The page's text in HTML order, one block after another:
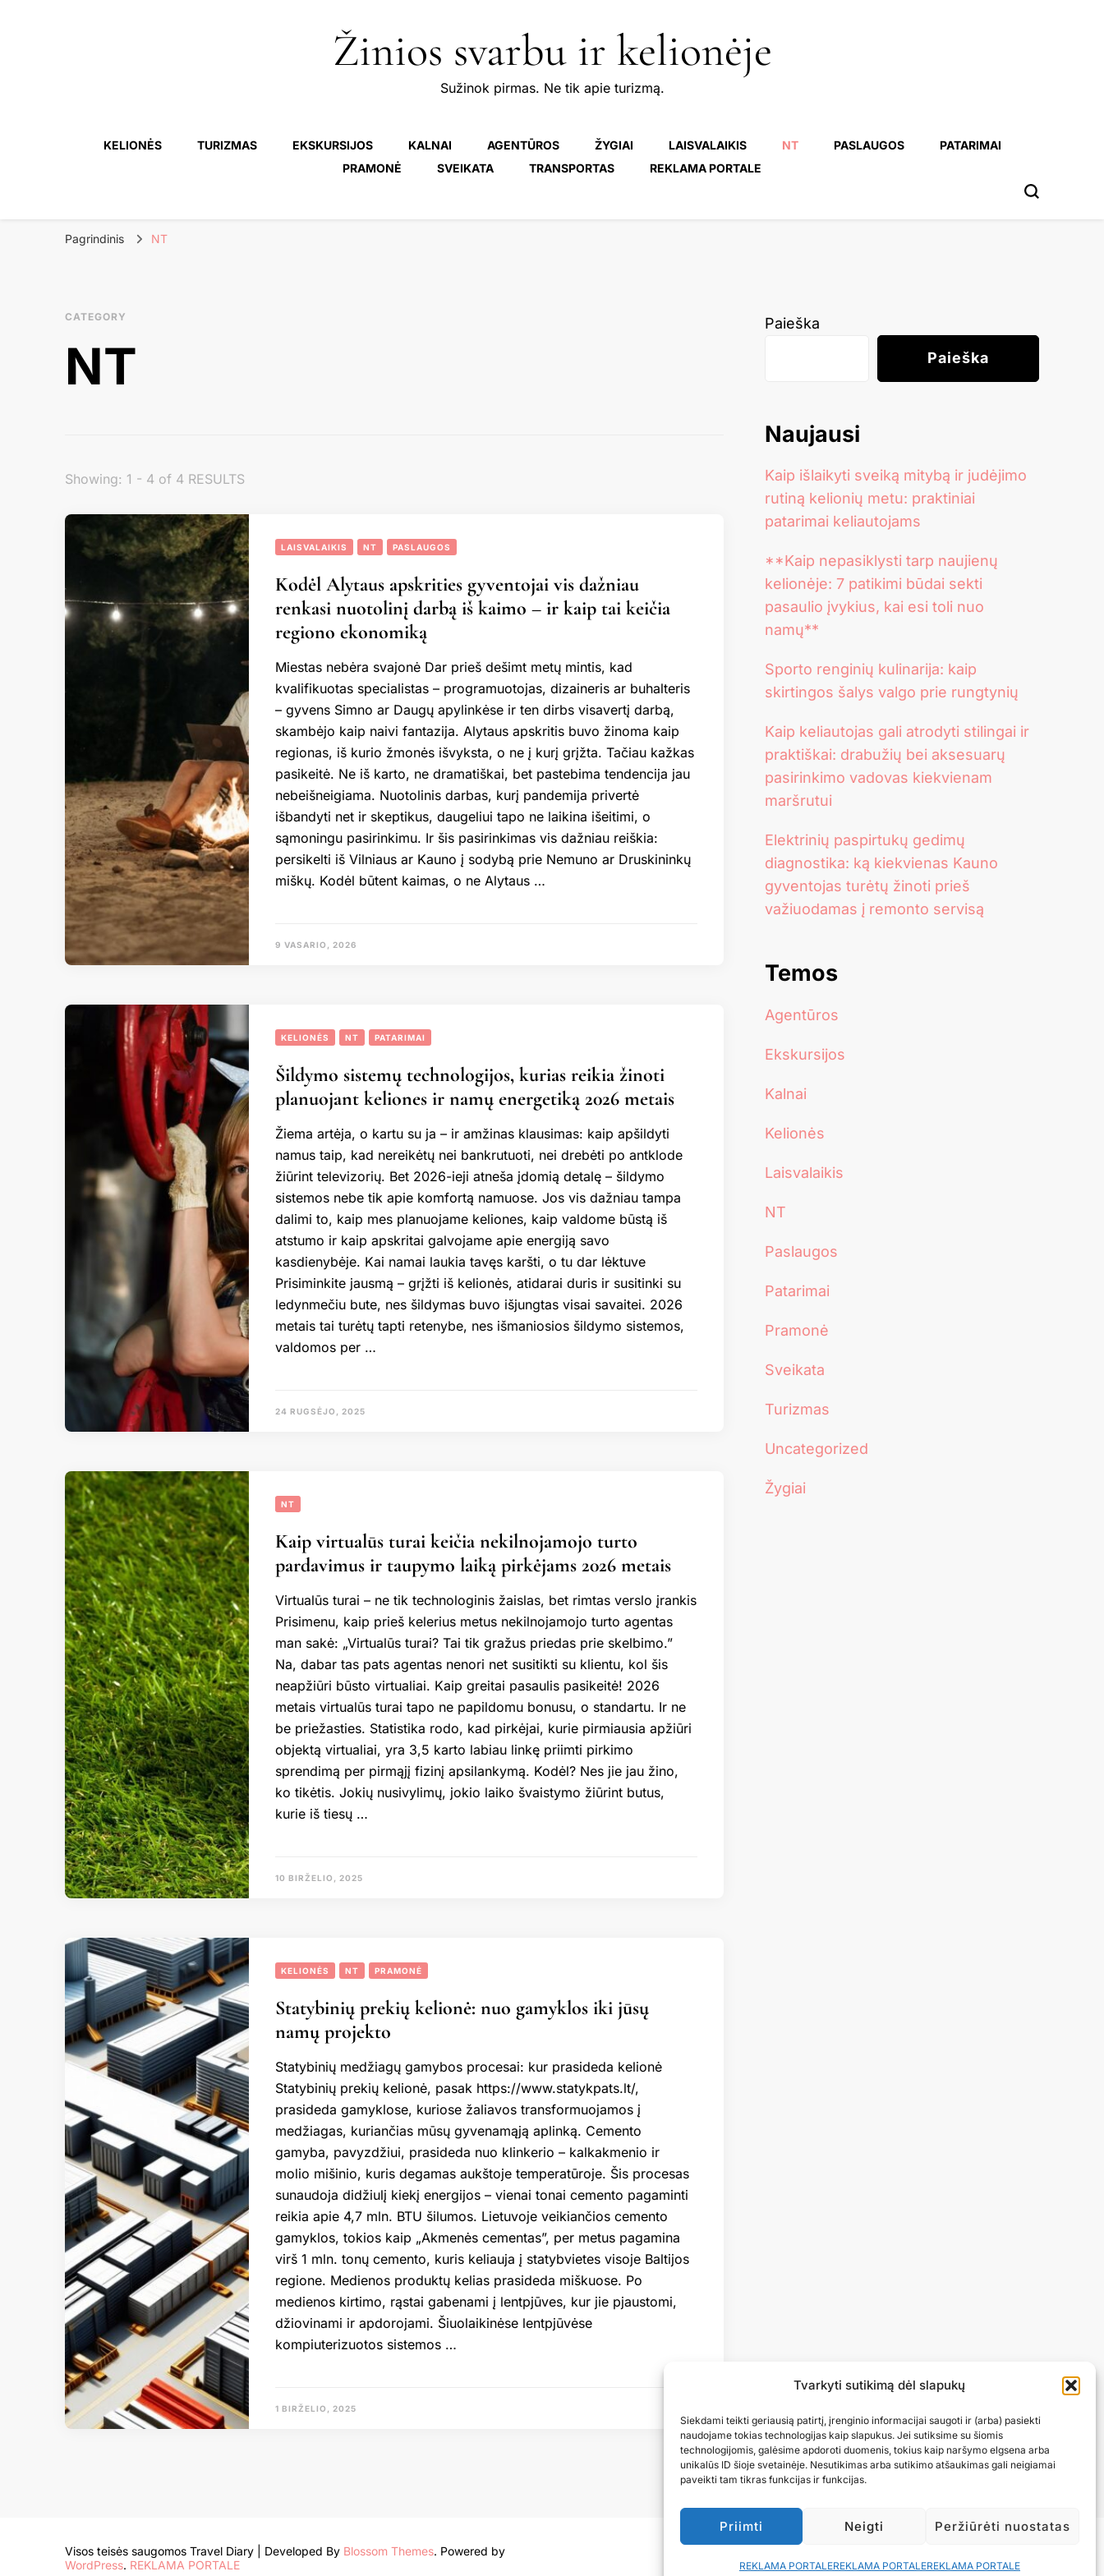
Tvarkyti sutikimą dėl slapukų
Siekdami teikti geriausią patirtį, įrenginio informacijai saugoti ir (arba) pasiekti
naudojame tokias technologijas kaip slapukus. Jei sutiksime su šiomis
technologijomis, galėsime apdoroti duomenis, tokius kaip naršymo elgsena arba
unikalūs ID šioje svetainėje. Nesutikimas arba sutikimo atšaukimas gali neigiamai
paveikti tam tikras funkcijas ir funkcijas.
Priimti Neigti Peržiūrėti nuostatas
REKLAMA PORTALEREKLAMA PORTALEREKLAMA PORTALE
Žinios svarbu ir kelionėje
Sužinok pirmas. Ne tik apie turizmą.
KELIONĖS TURIZMAS EKSKURSIJOS KALNAI AGENTŪROS ŽYGIAI LAISVALAIKIS NT PASLAUGOS
PATARIMAI
PRAMONĖ
SVEIKATA TRANSPORTAS REKLAMA PORTALE
Pagrindinis NT
CATEGORY
NT
Showing: 1 - 4 of 4 RESULTS
LAISVALAIKIS NT PASLAUGOS
Kodėl Alytaus apskrities gyventojai vis dažniau
renkasi nuotolinį darbą iš kaimo – ir kaip tai keičia
regiono ekonomiką
Miestas nebėra svajonė Dar prieš dešimt metų mintis, kad
kvalifikuotas specialistas – programuotojas, dizaineris ar buhalteris
– gyvens Simno ar Daugų apylinkėse ir ten dirbs visavertį darbą,
skambėjo kaip naivi fantazija. Alytaus apskritis buvo žinoma kaip
regionas, iš kurio žmonės išvyksta, o ne į kurį grįžta. Tačiau kažkas
pasikeitė. Ne iš karto, ne dramatiškai, bet pastebima tendencija jau
nebeišneigiama. Nuotolinis darbas, kurį pandemija privertė
išbandyti net ir skeptikus, daugeliui tapo ne laikina išeitimi, o
sąmoningu pasirinkimu. Ir šis pasirinkimas vis dažniau reiškia:
persikelti iš Vilniaus ar Kauno į sodybą prie Nemuno ar Druskininkų
miškų. Kodėl būtent kaimas, o ne Alytaus …
9 VASARIO, 2026
KELIONĖS NT PATARIMAI
Šildymo sistemų technologijos, kurias reikia žinoti
planuojant keliones ir namų energetiką 2026 metais
Žiema artėja, o kartu su ja – ir amžinas klausimas: kaip apšildyti
namus taip, kad nereikėtų nei bankrutuoti, nei drebėti po antklode
žiūrint televizorių. Bet 2026-ieji atneša įdomią detalę – šildymo
sistemos nebe tik apie komfortą namuose. Jos vis dažniau tampa
dalimi to, kaip mes planuojame keliones, kaip valdome būstą iš
atstumo ir kaip apskritai galvojame apie energiją savo
kasdienybėje. Kai namai laukia tavęs karšti, o tu dar lėktuve
Prisiminkite jausmą – grįžti iš kelionės, atidarai duris ir susitinki su
ledynmečiu bute, nes šildymas buvo išjungtas visai savaitei. 2026
metais tai turėtų tapti retenybe, nes išmaniosios šildymo sistemos,
valdomos per …
24 RUGSĖJO, 2025
NT
Kaip virtualūs turai keičia nekilnojamojo turto
pardavimus ir taupymo laiką pirkėjams 2026 metais
Virtualūs turai – ne tik technologinis žaislas, bet rimtas verslo įrankis
Prisimenu, kaip prieš kelerius metus nekilnojamojo turto agentas
man sakė: „Virtualūs turai? Tai tik gražus priedas prie skelbimo.”
Na, dabar tas pats agentas nenori net susitikti su klientu, kol šis
neapžiūri būsto virtualiai. Kaip greitai pasaulis pasikeitė! 2026
metais virtualūs turai tapo ne papildomu bonusu, o standartu. Ir ne
be priežasties. Statistika rodo, kad pirkėjai, kurie pirmiausia apžiūri
objektą virtualiai, yra 3,5 karto labiau linkę priimti pirkimo
sprendimą per pirmąjį fizinį apsilankymą. Kodėl? Nes jie jau žino,
ko tikėtis. Jokių nusivylimų, jokio laiko švaistymo žiūrint butus,
kurie iš tiesų …
10 BIRŽELIO, 2025
KELIONĖS NT PRAMONĖ
Statybinių prekių kelionė: nuo gamyklos iki jūsų
namų projekto
Statybinių medžiagų gamybos procesai: kur prasideda kelionė
Statybinių prekių kelionė, pasak https://www.statykpats.lt/,
prasideda gamyklose, kuriose žaliavos transformuojamos į
medžiagas, kuriančias mūsų gyvenamąją aplinką. Cemento
gamyba, pavyzdžiui, prasideda nuo klinkerio – kalkakmenio ir
molio mišinio, kuris degamas aukštoje temperatūroje. Šis procesas
sunaudoja didžiulį kiekį energijos – vienai tonai cemento pagaminti
reikia apie 4,7 mln. BTU šilumos. Lietuvoje veikiančios cemento
gamyklos, tokios kaip „Akmenės cementas”, per metus pagamina
virš 1 mln. tonų cemento, kuris keliauja į statybvietes visoje Baltijos
regione. Medienos produktų kelias prasideda miškuose. Po
medienos kirtimo, rąstai gabenami į lentpjūves, kur jie pjaustomi,
džiovinami ir apdorojami. Šiuolaikinėse lentpjūvėse
kompiuterizuotos sistemos …
1 BIRŽELIO, 2025
Paieška
Paieška
Naujausi
Kaip išlaikyti sveiką mitybą ir judėjimo
rutiną kelionių metu: praktiniai
patarimai keliautojams
**Kaip nepasiklysti tarp naujienų
kelionėje: 7 patikimi būdai sekti
pasaulio įvykius, kai esi toli nuo
namų**
Sporto renginių kulinarija: kaip
skirtingos šalys valgo prie rungtynių
Kaip keliautojas gali atrodyti stilingai ir
praktiškai: drabužių bei aksesuarų
pasirinkimo vadovas kiekvienam
maršrutui
Elektrinių paspirtukų gedimų
diagnostika: ką kiekvienas Kauno
gyventojas turėtų žinoti prieš
važiuodamas į remonto servisą
Temos
Agentūros
Ekskursijos
Kalnai
Kelionės
Laisvalaikis
NT
Paslaugos
Patarimai
Pramonė
Sveikata
Turizmas
Uncategorized
Žygiai
Visos teisės saugomos Travel Diary | Developed By Blossom Themes. Powered by
WordPress. REKLAMA PORTALE